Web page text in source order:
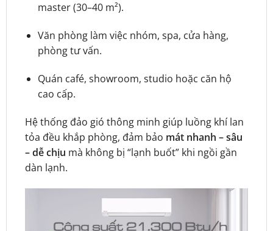
master (30–40 m²).
Văn phòng làm việc nhóm, spa, cửa hàng,
phòng tư vấn.
Quán café, showroom, studio hoặc căn hộ
cao cấp.
Hệ thống đảo gió thông minh giúp luồng khí lan
tỏa đều khắp phòng, đảm bảo mát nhanh – sâu
– dễ chịu mà không bị “lạnh buốt” khi ngồi gần
dàn lạnh.